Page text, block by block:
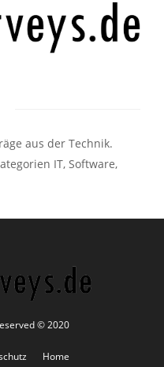
aus der Technik.
IT, Software,
© 2020
Home